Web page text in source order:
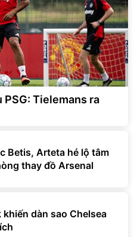
PSG: Tielemans ra
Betis, Arteta hé lộ tâm
thay đồ Arsenal
khiến dàn sao Chelsea